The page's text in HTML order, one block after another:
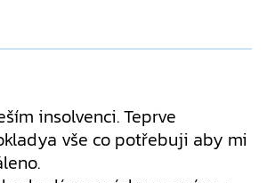
insolvenci. Teprve
vše co potřebuji aby mi